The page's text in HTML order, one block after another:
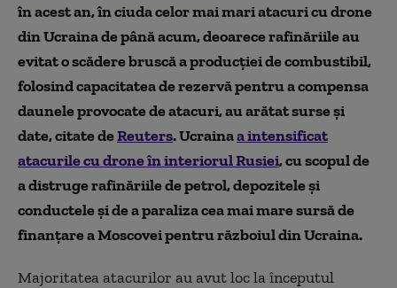
în acest an, în ciuda celor mai mari atacuri cu drone
din Ucraina de până acum, deoarece rafinăriile au
evitat o scădere bruscă a producției de combustibil,
folosind capacitatea de rezervă pentru a compensa
daunele provocate de atacuri, au arătat surse și
date, citate deReuters. Ucrainaa intensificat
atacurile cu drone în interiorul Rusiei, cu scopul de
a distruge rafinăriile de petrol, depozitele și
conductele și de a paraliza cea mai mare sursă de
finanțare a Moscovei pentru războiul din Ucraina.
Majoritatea atacurilor au avut loc la începutul